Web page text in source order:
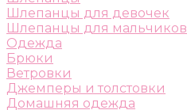
Шлепанцы для девочек
Шлепанцы для мальчиков
Одежда
Брюки
Ветровки
Джемперы и толстовки
Домашняя одежда